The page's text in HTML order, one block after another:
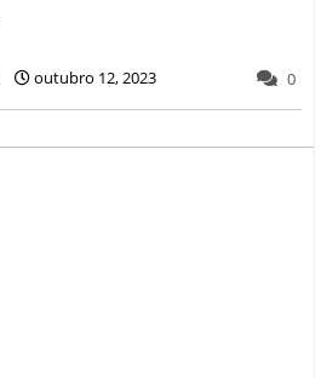
outubro 12, 2023 0